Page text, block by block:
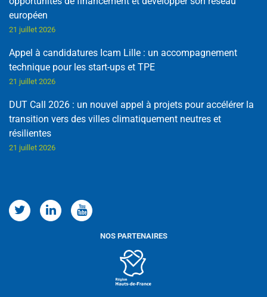
européen
21 juillet 2026
Appel à candidatures Icam Lille : un accompagnement
technique pour les start-ups et TPE
21 juillet 2026
DUT Call 2026 : un nouvel appel à projets pour accélérer la
transition vers des villes climatiquement neutres et
résilientes
21 juillet 2026